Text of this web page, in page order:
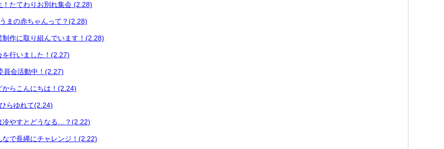
！たてわりお別れ集会 (2.28)
の赤ちゃんって？(2.28)
作に取り組んでいます！(2.28)
行いました！(2.27)
員会活動中！(2.27)
らこんにちは！(2.24)
ゆれて(2.24)
やすとどうなる…？(2.22)
で長縄にチャレンジ！(2.22)